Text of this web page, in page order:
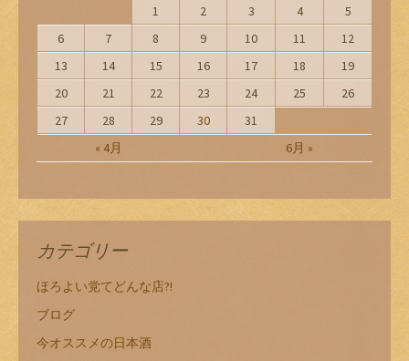
« 4月 6月 »
1 2 3 4
5
6
7 8 9 10 11
12
13
14 15 16 17 18
19
20
21 22 23 24 25
26
27
28 29 30 31
カテゴリー
ほろよい党てどんな店?!
ブログ
今オススメの日本酒